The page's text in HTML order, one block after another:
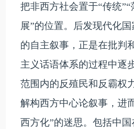
把非西方社会置于“传统”“
展”的位置。后发现代化
的自主叙事，正是在批判
主义话语体系的过程中逐
范围内的反殖民和反霸权
解构西方中心论叙事，进
西方化”的迷思。包括中